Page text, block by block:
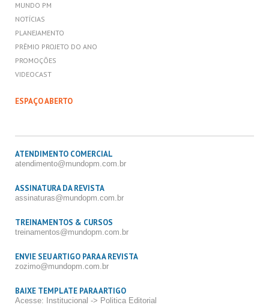
MUNDO PM
NOTÍCIAS
PLANEJAMENTO
PRÊMIO PROJETO DO ANO
PROMOÇÕES
VIDEOCAST
ESPAÇO ABERTO
ATENDIMENTO COMERCIAL
atendimento@mundopm.com.br
ASSINATURA DA REVISTA
assinaturas@mundopm.com.br
TREINAMENTOS & CURSOS
treinamentos@mundopm.com.br
ENVIE SEU ARTIGO PARA A REVISTA
zozimo@mundopm.com.br
BAIXE TEMPLATE PARA ARTIGO
Acesse: Institucional -> Politica Editorial